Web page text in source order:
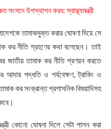
উপস্থাপন করব: স্বাস্থ্যমন্ত্রী
তামাকমুক্ত করার ঘোষণা দিয়ে সে
কর নীতি গ্রহণের কথা বলেছেন। তাই
জাতীয় তামাক কর নীতি প্রণয়ন করতে
আদায় পদ্ধতি ও পর্যবেক্ষণ, ট্রাকিং ও
কর সংক্রান্ত প্রশাসনিক বিষয়াদিসহ
কোনো ঘোষনা দিলে সেটা পালন করা